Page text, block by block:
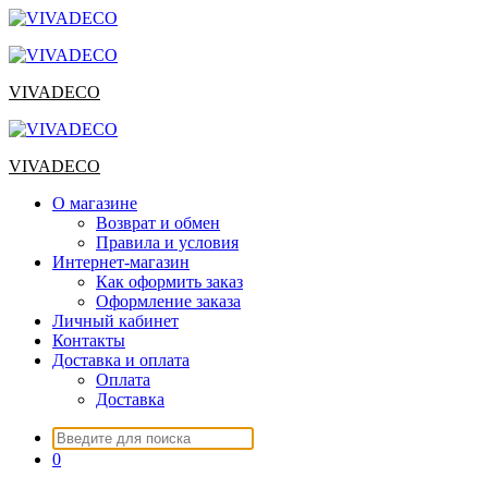
Перейти
содержимому
VIVADECO
VIVADECO
О магазине
Возврат и обмен
Правила и условия
Интернет-магазин
Как оформить заказ
Оформление заказа
Личный кабинет
Контакты
Доставка и оплата
Оплата
Доставка
Искать:
0